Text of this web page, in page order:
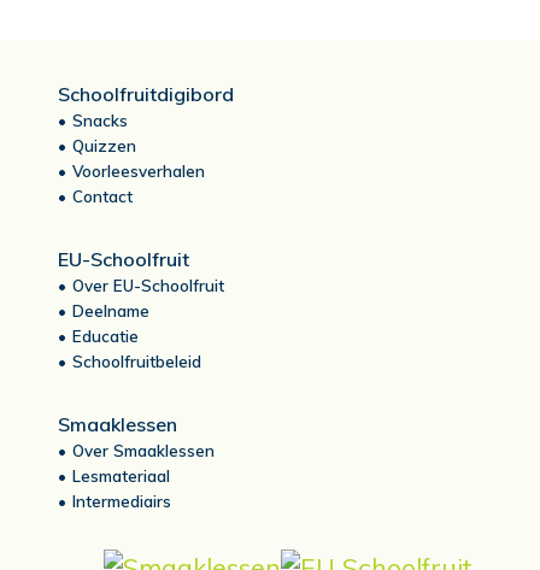
Schoolfruitdigibord
Snacks
Quizzen
Voorleesverhalen
Contact
EU-Schoolfruit
Over EU-Schoolfruit
Deelname
Educatie
Schoolfruitbeleid
Smaaklessen
Over Smaaklessen
Lesmateriaal
Intermediairs